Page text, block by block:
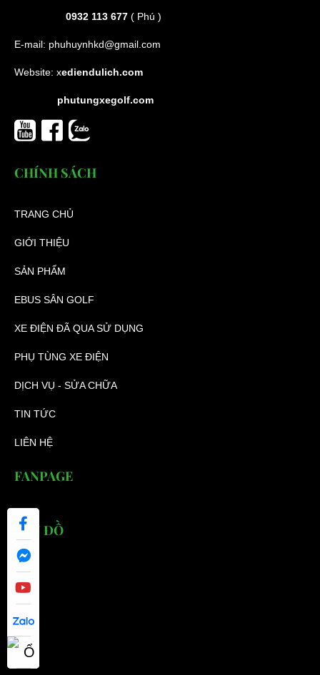
0932 113 677 ( Phú )
E-mail: phuhuynhkd@gmail.com
Website: xediendulich.com
phutungxegolf.com
CHÍNH SÁCH
TRANG CHỦ
GIỚI THIỆU
SẢN PHẨM
EBUS SÂN GOLF
XE ĐIỆN ĐÃ QUA SỬ DỤNG
PHỤ TÙNG XE ĐIỆN
DỊCH VỤ - SỬA CHỮA
TIN TỨC
LIÊN HỆ
FANPAGE
BẢN ĐỒ